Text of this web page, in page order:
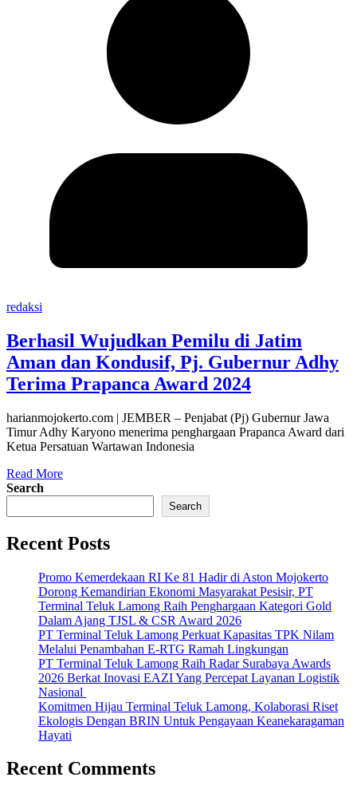
redaksi
Berhasil Wujudkan Pemilu di Jatim
Aman dan Kondusif, Pj. Gubernur Adhy
Terima Prapanca Award 2024
harianmojokerto.com | JEMBER – Penjabat (Pj) Gubernur Jawa
Timur Adhy Karyono menerima penghargaan Prapanca Award dari
Ketua Persatuan Wartawan Indonesia
Read More
Search
Search
Recent Posts
Promo Kemerdekaan RI Ke 81 Hadir di Aston Mojokerto
Dorong Kemandirian Ekonomi Masyarakat Pesisir, PT
Terminal Teluk Lamong Raih Penghargaan Kategori Gold
Dalam Ajang TJSL & CSR Award 2026
PT Terminal Teluk Lamong Perkuat Kapasitas TPK Nilam
Melalui Penambahan E-RTG Ramah Lingkungan
PT Terminal Teluk Lamong Raih Radar Surabaya Awards
2026 Berkat Inovasi EAZI Yang Percepat Layanan Logistik
Nasional
Komitmen Hijau Terminal Teluk Lamong, Kolaborasi Riset
Ekologis Dengan BRIN Untuk Pengayaan Keanekaragaman
Hayati
Recent Comments